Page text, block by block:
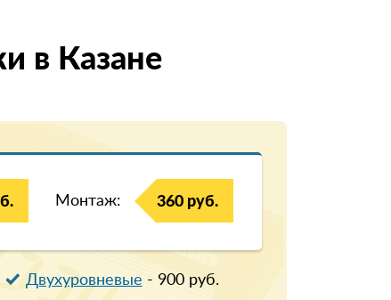
в Казанe
Монтаж: 360 руб.
Двухуровневые - 900руб.